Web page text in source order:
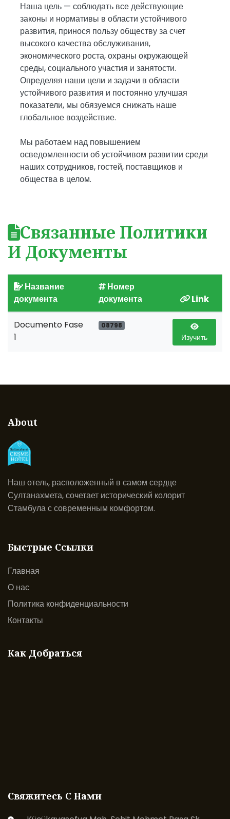
Наша цель — соблюдать все действующие
законы и нормативы в области устойчивого
развития, принося пользу обществу за счет
высокого качества обслуживания,
экономического роста, охраны окружающей
среды, социального участия и занятости.
Определяя наши цели и задачи в области
устойчивого развития и постоянно улучшая
показатели, мы обязуемся снижать наше
глобальное воздействие.
Мы работаем над повышением
осведомленности об устойчивом развитии среди
наших сотрудников, гостей, поставщиков и
общества в целом.
Связанные Политики
И Документы
Название
документа
Номер
документа
Link
Documento Fase
1
08798
Изучить
About
Наш отель, расположенный в самом сердце
Султанахмета, сочетает исторический колорит
Стамбула с современным комфортом.
Быстрые Ссылки
Главная
О нас
Политика конфиденциальности
Контакты
Как Добраться
Свяжитесь С Нами